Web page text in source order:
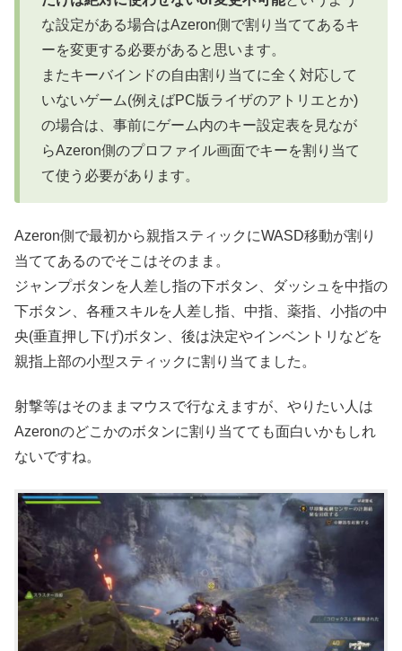
な設定がある場合はAzeron側で割り当ててあるキ
ーを変更する必要があると思います。
またキーバインドの自由割り当てに全く対応して
いないゲーム(例えばPC版ライザのアトリエとか)
の場合は、事前にゲーム内のキー設定表を見なが
らAzeron側のプロファイル画面でキーを割り当て
て使う必要があります。
Azeron側で最初から親指スティックにWASD移動が割り
当ててあるのでそこはそのまま。
ジャンプボタンを人差し指の下ボタン、ダッシュを中指の
下ボタン、各種スキルを人差し指、中指、薬指、小指の中
央(垂直押し下げ)ボタン、後は決定やインベントリなどを
親指上部の小型スティックに割り当てました。
射撃等はそのままマウスで行なえますが、やりたい人は
Azeronのどこかのボタンに割り当てても面白いかもしれ
ないですね。